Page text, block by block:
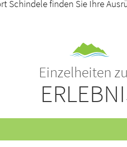
Schindele finden Sie Ihre
Einzelheiten